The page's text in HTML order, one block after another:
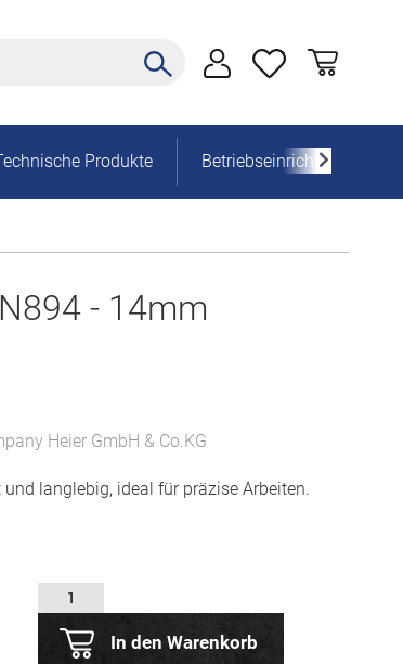
Produkte Betriebseinrichtung
- 14mm
Heier GmbH & Co.KG
langlebig, ideal für präzise Arbeiten.
In den Warenkorb